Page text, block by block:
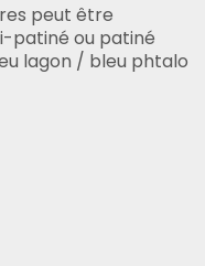
peut être
patiné ou patiné
lagon / bleu phtalo